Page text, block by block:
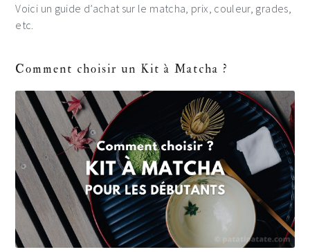
Voici un guide d’achat sur le matcha, prix, couleur, grades,
etc.
Comment choisir un Kit à Matcha ?